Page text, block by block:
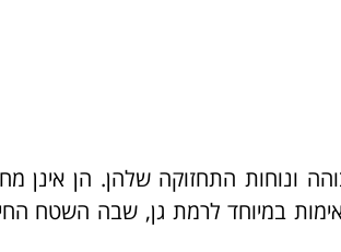
ונוחות התחזוקה שלהן. הן אינן
במיוחד לרמת גן, שבה השטח